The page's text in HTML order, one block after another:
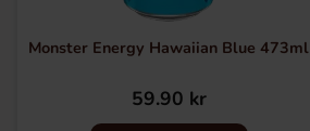
Monster Energy Hawaiian Blue 473ml
59.90 kr